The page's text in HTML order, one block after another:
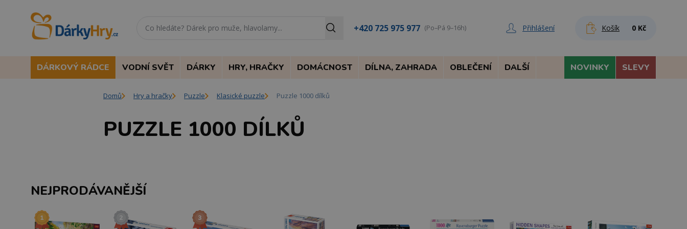
+420 725 975 977 (Po–Pá 9–16h) Přihlášení Košík 0 Kč
DÁRKOVÝ RÁDCE VODNÍ SVĚT DÁRKY HRY, HRAČKY DOMÁCNOST DÍLNA, ZAHRADA OBLEČENÍ DALŠÍ NOVINKY SLEVY
Domů Hry a hračky Puzzle Klasické puzzle Puzzle 1000 dílků
PUZZLE 1000 DÍLKŮ
NEJPRODÁVANĚJŠÍ